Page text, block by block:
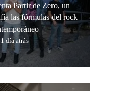
Partir de Zero, un
las fórmulas del rock
1 día atrás